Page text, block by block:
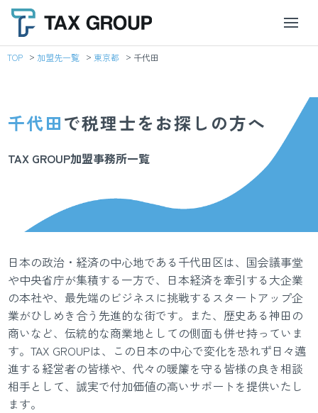
TOP 加盟先一覧 東京都 千代田
千代田で税理士をお探しの方へ
TAX GROUP加盟事務所一覧
日本の政治・経済の中心地である千代田区は、国会議事堂
や中央省庁が集積する一方で、日本経済を牽引する大企業
の本社や、最先端のビジネスに挑戦するスタートアップ企
業がひしめき合う先進的な街です。また、歴史ある神田の
商いなど、伝統的な商業地としての側面も併せ持っていま
す。TAX GROUPは、この日本の中心で変化を恐れず日々邁
進する経営者の皆様や、代々の暖簾を守る皆様の良き相談
相手として、誠実で付加価値の高いサポートを提供いたし
ます。